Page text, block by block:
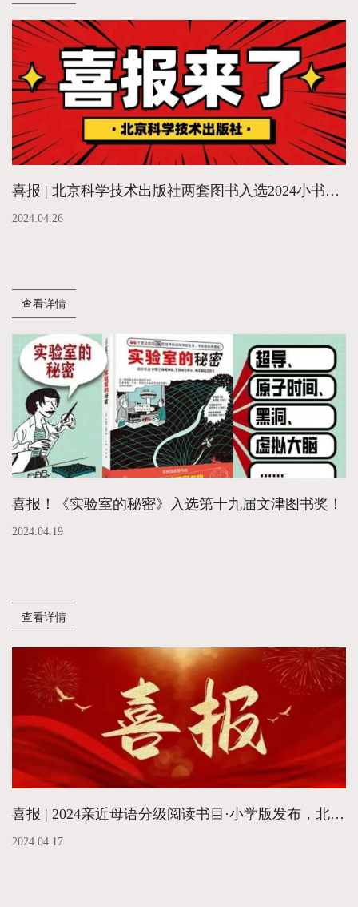
喜报 | 北京科学技术出版社两套图书入选2024小书迷王国主题书单
2024.04.26
查看详情
喜报！《实验室的秘密》入选第十九届文津图书奖！
2024.04.19
查看详情
喜报 | 2024亲近母语分级阅读书目·小学版发布，北京科学技术出版社多套图书上榜
2024.04.17